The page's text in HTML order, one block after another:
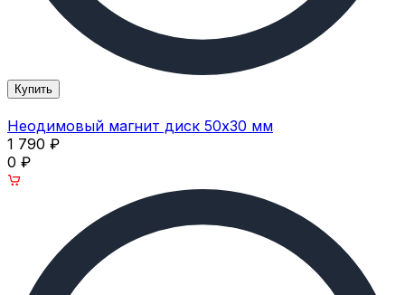
Купить
Неодимовый магнит диск 50х30 мм
1 790 ₽
0 ₽